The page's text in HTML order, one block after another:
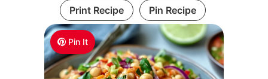
Pin It
Print Recipe Pin Recipe